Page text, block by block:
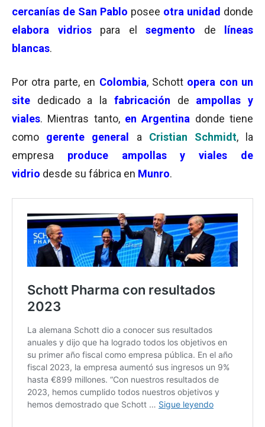
cercanías de San Pablo posee otra unidad donde
elabora vidriospara el segmento de
líneas
blancas.
Por otra parte, en Colombia, Schott opera con un
site dedicado a la fabricación de ampollas y
viales. Mientras tanto, en Argentina donde tiene
como gerente general a Cristian Schmidt, la
empresa produce ampollas y viales de
vidrio desde su fábrica en Munro.